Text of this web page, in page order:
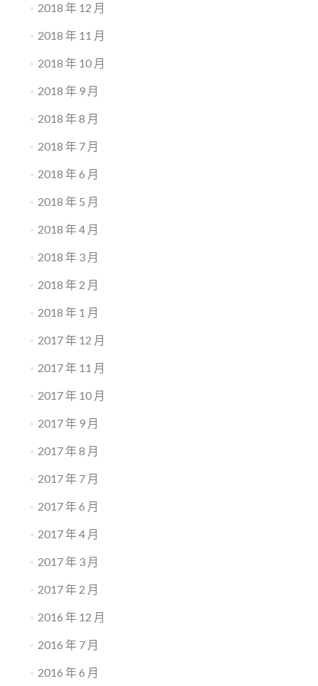
2018 年 12 月
2018 年 11 月
2018 年 10 月
2018 年 9 月
2018 年 8 月
2018 年 7 月
2018 年 6 月
2018 年 5 月
2018 年 4 月
2018 年 3 月
2018 年 2 月
2018 年 1 月
2017 年 12 月
2017 年 11 月
2017 年 10 月
2017 年 9 月
2017 年 8 月
2017 年 7 月
2017 年 6 月
2017 年 4 月
2017 年 3 月
2017 年 2 月
2016 年 12 月
2016 年 7 月
2016 年 6 月